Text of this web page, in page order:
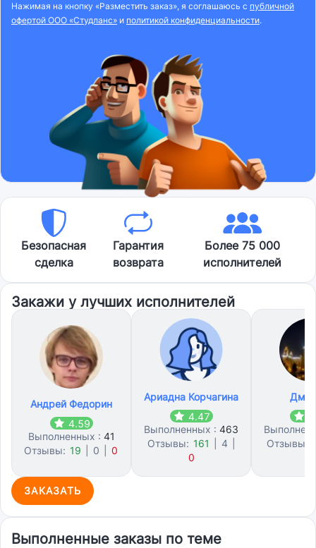
Нажимая на кнопку «Разместить заказ», я соглашаюсь с публичной
офертой ООО «Студланс» и политикой конфиденциальности.
Безопасная
сделка
Гарантия
возврата
Более 75 000
исполнителей
Закажи у лучших исполнителей
Андрей Федорин
4.59
Выполненных : 41
Отзывы: 19 0 0
Ариадна Корчагина
4.47
Выполненных : 463
Отзывы: 161 4
0
Отзывы:
ЗАКАЗАТЬ
Выполненные заказы по теме